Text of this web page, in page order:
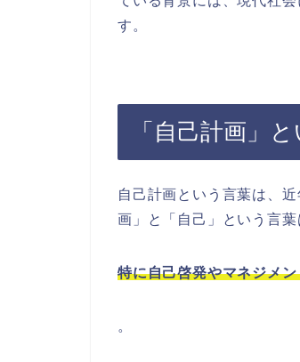
す。
「自己計画」
自己計画という言葉は、
画」と「自己」という言
特に自己啓発やマネジメ
。